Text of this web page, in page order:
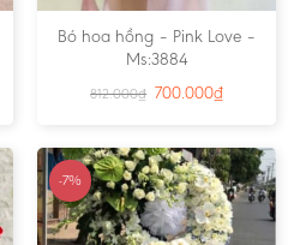
Bó hoa hồng – Pink Love –
Ms:3884
812.000₫ 700.000₫
-7%